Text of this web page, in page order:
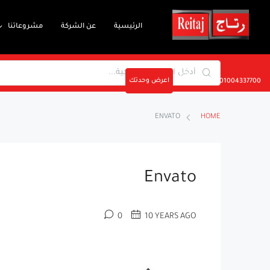
الرئيسية عن الشركة مشروعاتنا
01004337700 اعرض وحدتك
HOME
ENVATO
Envato
10 YEARS AGO
0